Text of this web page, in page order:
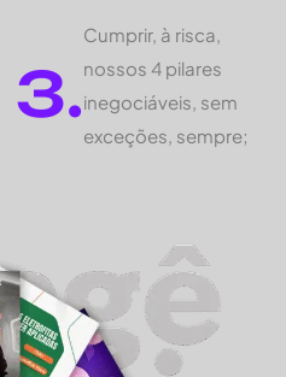
3.
Cumprir, à risca,
nossos 4 pilares
inegociáveis, sem
exceções, sempre;